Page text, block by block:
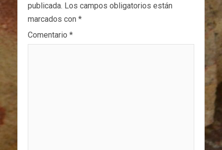
publicada. Los campos obligatorios están
marcados con *
Comentario *